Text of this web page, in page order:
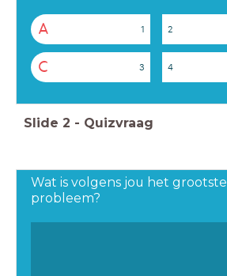
A 1 2
C 3 4
Slide 2 - Quizvraag
Wat is volgens jou het grootste
probleem?